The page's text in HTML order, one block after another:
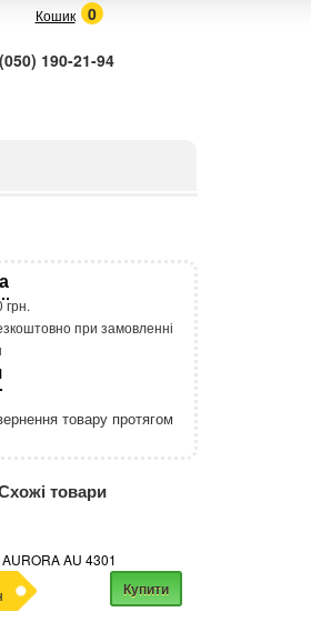
Кошик 0
190-21-94
грн.
при замовленні
товару протягом
товари
AURORA AU 4301
Купити